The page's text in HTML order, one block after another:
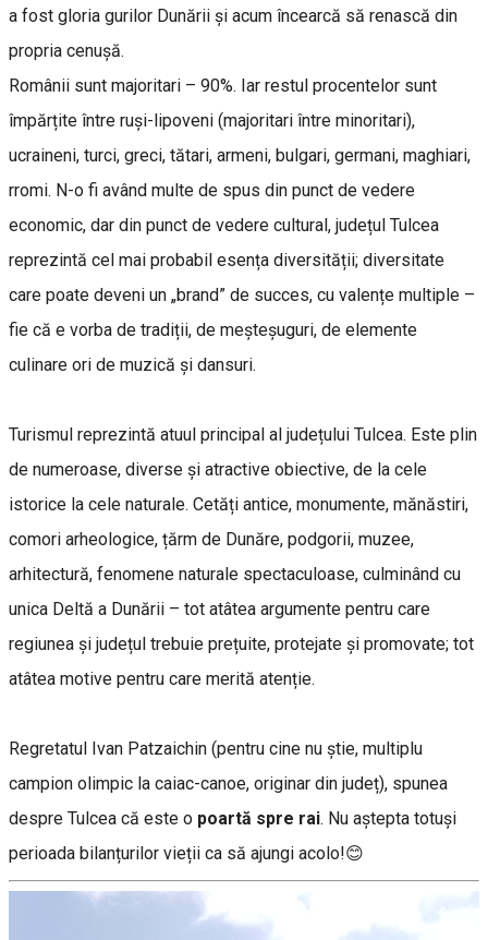
a fost gloria gurilor Dunării și acum încearcă să renască din
propria cenușă.
Românii sunt majoritari – 90%. Iar restul procentelor sunt
împărțite între ruși-lipoveni (majoritari între minoritari),
ucraineni, turci, greci, tătari, armeni, bulgari, germani, maghiari,
rromi. N-o fi având multe de spus din punct de vedere
economic, dar din punct de vedere cultural, județul Tulcea
reprezintă cel mai probabil esența diversității; diversitate
care poate deveni un „brand” de succes, cu valențe multiple –
fie că e vorba de tradiții, de meșteșuguri, de elemente
culinare ori de muzică și dansuri.
Turismul reprezintă atuul principal al județului Tulcea. Este plin
de numeroase, diverse și atractive obiective, de la cele
istorice la cele naturale. Cetăți antice, monumente, mănăstiri,
comori arheologice, țărm de Dunăre, podgorii, muzee,
arhitectură, fenomene naturale spectaculoase, culminând cu
unica Deltă a Dunării – tot atâtea argumente pentru care
regiunea și județul trebuie prețuite, protejate și promovate; tot
atâtea motive pentru care merită atenție.
Regretatul Ivan Patzaichin (pentru cine nu știe, multiplu
campion olimpic la caiac-canoe, originar din județ), spunea
despre Tulcea că este o poartă spre rai. Nu aștepta totuși
perioada bilanțurilor vieții ca să ajungi acolo!😊